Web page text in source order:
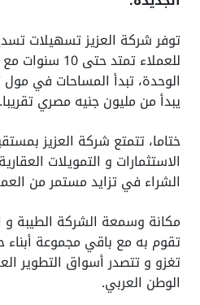
توفر شركة العزيز تسهيلات
يبدأ من مليون جنيه مصري تقريبا.
ختاما، تتمتع شركة العزيز
الاستثمارات و التمويلات
الشراء في تزايد مستمر من
مكانة وسمعة الشركة الطيبة و
تقوم به مع باقي مجموعة أبناء
تغزو و تتصدر أسواق التطوير
الوطن العربي.